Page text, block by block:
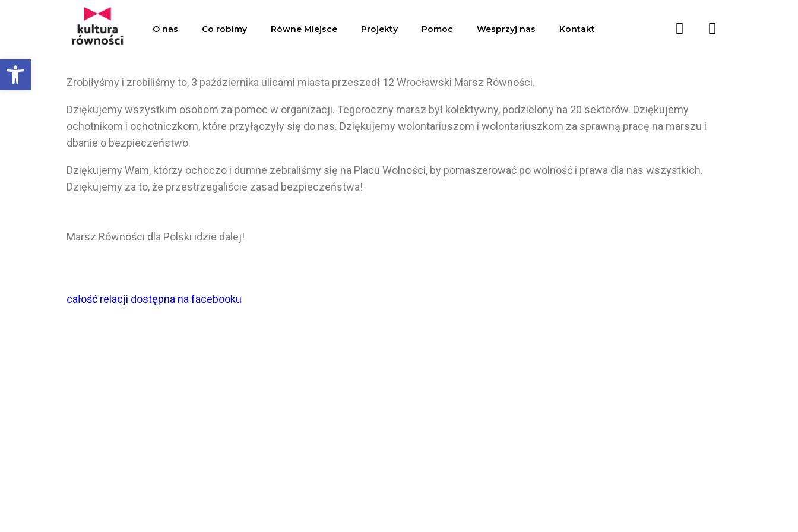
Open toolbar
O nas Co robimy Równe Miejsce Projekty Pomoc Wesprzyj nas Kontakt
Zrobiłyśmy i zrobiliśmy to, 3 października ulicami miasta przeszedł 12 Wrocławski Marsz Równości.
Dziękujemy wszystkim osobom za pomoc w organizacji. Tegoroczny marsz był kolektywny, podzielony na 20 sektorów. Dziękujemy
ochotnikom i ochotniczkom, które przyłączyły się do nas. Dziękujemy wolontariuszom i wolontariuszkom za sprawną pracę na marszu i
dbanie o bezpieczeństwo.
Dziękujemy Wam, którzy ochoczo i dumne zebraliśmy się na Placu Wolności, by pomaszerować po wolność i prawa dla nas wszystkich.
Dziękujemy za to, że przestrzegaliście zasad bezpieczeństwa!
Marsz Równości dla Polski idzie dalej!
całość relacji dostępna na facebooku